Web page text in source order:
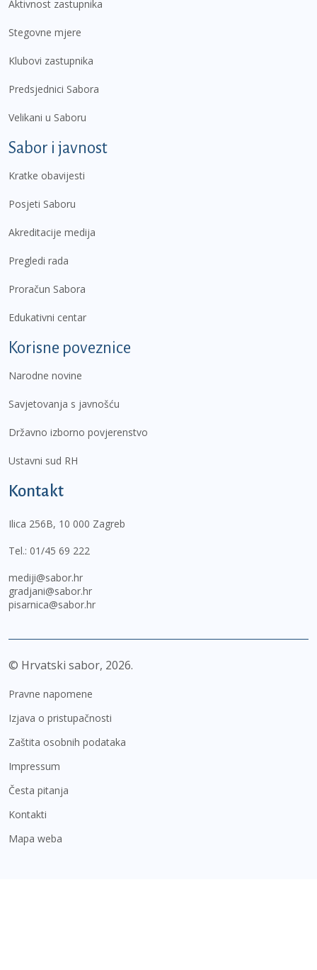
Aktivnost zastupnika
Stegovne mjere
Klubovi zastupnika
Predsjednici Sabora
Velikani u Saboru
Sabor i javnost
Kratke obavijesti
Posjeti Saboru
Akreditacije medija
Pregledi rada
Proračun Sabora
Edukativni centar
Korisne poveznice
Narodne novine
Savjetovanja s javnošću
Državno izborno povjerenstvo
Ustavni sud RH
Kontakt
Ilica 256B, 10 000 Zagreb
Tel.: 01/45 69 222
mediji@sabor.hr
gradjani@sabor.hr
pisarnica@sabor.hr
© Hrvatski sabor, 2026
Pravne napomene
Izjava o pristupačnosti
Zaštita osobnih podataka
Impressum
Česta pitanja
Kontakti
Mapa weba